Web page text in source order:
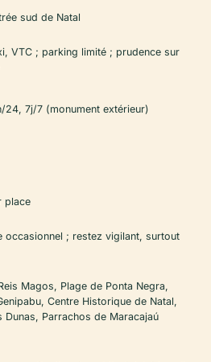
sud de Natal
VTC ; parking limité ; prudence sur
24, 7j/7 (monument extérieur)
place
occasionnel ; restez vigilant, surtout
Magos, Plage de Ponta Negra,
Centre Historique de Natal,
Dunas, Parrachos de Maracajaú